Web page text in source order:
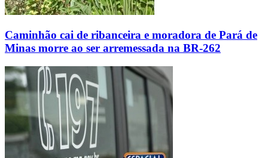
Caminhão cai de ribanceira e moradora de Pará de
Minas morre ao ser arremessada na BR-262